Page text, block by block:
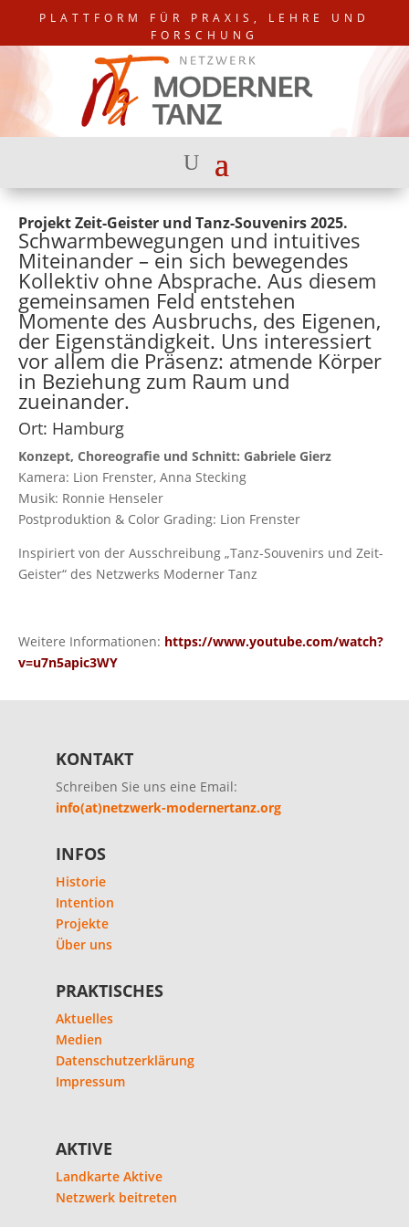
PLATTFORM FÜR PRAXIS, LEHRE UND
FORSCHUNG
Projekt Zeit-Geister und Tanz-Souvenirs 2025.
Schwarmbewegungen und intuitives
Miteinander – ein sich bewegendes
Kollektiv ohne Absprache. Aus diesem
gemeinsamen Feld entstehen
Momente des Ausbruchs, des Eigenen,
der Eigenständigkeit. Uns interessiert
vor allem die Präsenz: atmende Körper
in Beziehung zum Raum und
zueinander.
Ort: Hamburg
Konzept, Choreografie und Schnitt: Gabriele Gierz
Kamera: Lion Frenster, Anna Stecking
Musik: Ronnie Henseler
Postproduktion & Color Grading: Lion Frenster
Inspiriert von der Ausschreibung „Tanz-Souvenirs und Zeit-
Geister“ des Netzwerks Moderner Tanz
Weitere Informationen: https://www.youtube.com/watch?
v=u7n5apic3WY
KONTAKT
Schreiben Sie uns eine Email:
info(at)netzwerk-modernertanz.org
INFOS
Historie
Intention
Projekte
Über uns
PRAKTISCHES
Aktuelles
Medien
Datenschutzerklärung
Impressum
AKTIVE
Landkarte Aktive
Netzwerk beitreten